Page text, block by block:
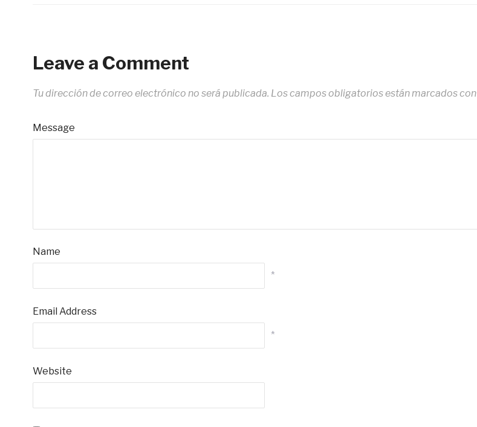
Leave a Comment
Tu dirección de correo electrónico no será publicada. Los campos obligatorios están marcados con
Message
Name
*
Email Address
*
Website